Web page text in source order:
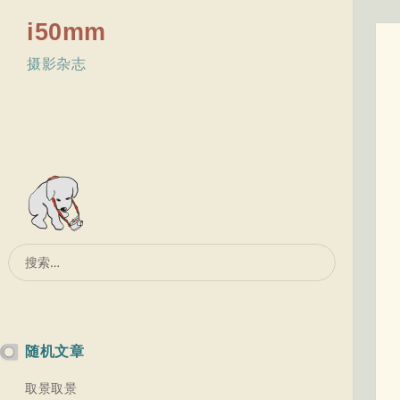
i50mm
摄影杂志
搜
索：
随机文章
取景取景